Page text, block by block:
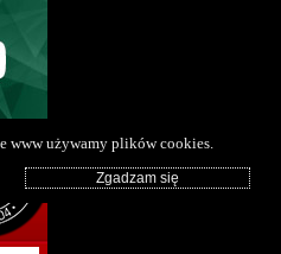
www używamy plików cookies.